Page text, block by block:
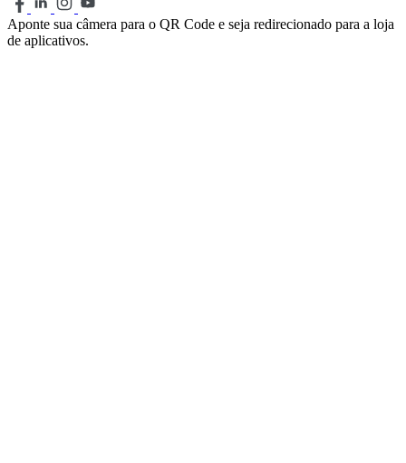
Aponte sua câmera para o QR Code e seja redirecionado para a loja
de aplicativos.